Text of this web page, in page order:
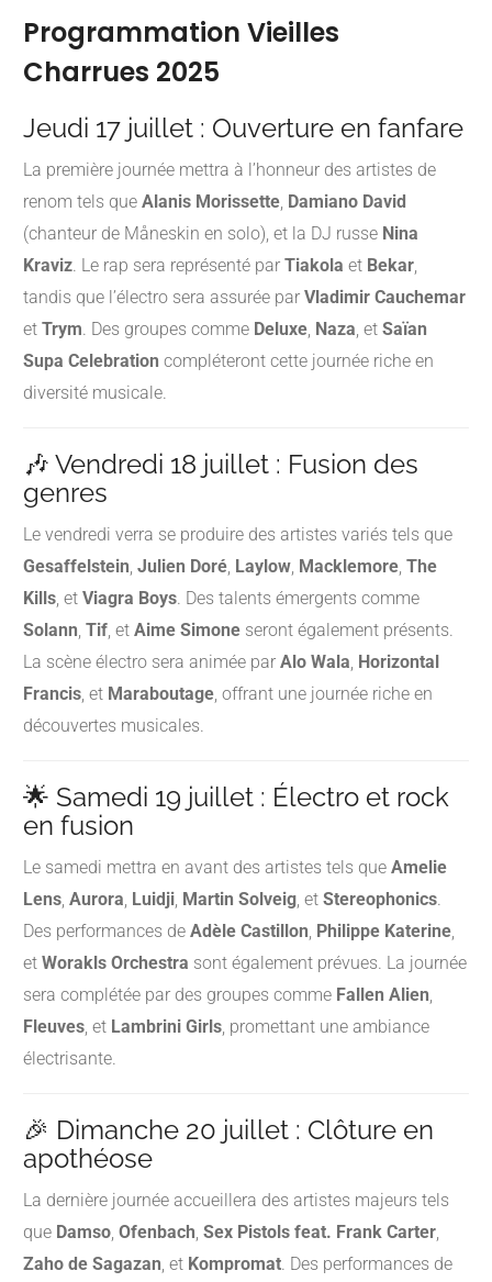
Programmation Vieilles
Charrues 2025
Jeudi 17 juillet : Ouverture en fanfare
La première journée mettra à l’honneur des artistes de
renom tels que Alanis Morissette, Damiano David
(chanteur de Måneskin en solo), et la DJ russe Nina
Kraviz. Le rap sera représenté par Tiakola et Bekar,
tandis que l’électro sera assurée par Vladimir Cauchemar
et Trym. Des groupes comme Deluxe, Naza, et Saïan
Supa Celebration compléteront cette journée riche en
diversité musicale.
🎶 Vendredi 18 juillet : Fusion des
genres
Le vendredi verra se produire des artistes variés tels que
Gesaffelstein, Julien Doré, Laylow, Macklemore, The
Kills, et Viagra Boys. Des talents émergents comme
Solann, Tif, et Aime Simone seront également présents.
La scène électro sera animée par Alo Wala, Horizontal
Francis, et Maraboutage, offrant une journée riche en
découvertes musicales.
🌟 Samedi 19 juillet : Électro et rock
en fusion
Le samedi mettra en avant des artistes tels que Amelie
Lens, Aurora, Luidji, Martin Solveig, et Stereophonics.
Des performances de Adèle Castillon, Philippe Katerine,
et Worakls Orchestra sont également prévues. La journée
sera complétée par des groupes comme Fallen Alien,
Fleuves, et Lambrini Girls, promettant une ambiance
électrisante.
🎉 Dimanche 20 juillet : Clôture en
apothéose
La dernière journée accueillera des artistes majeurs tels
que Damso, Ofenbach, Sex Pistols feat. Frank Carter,
Zaho de Sagazan, et Kompromat. Des performances de